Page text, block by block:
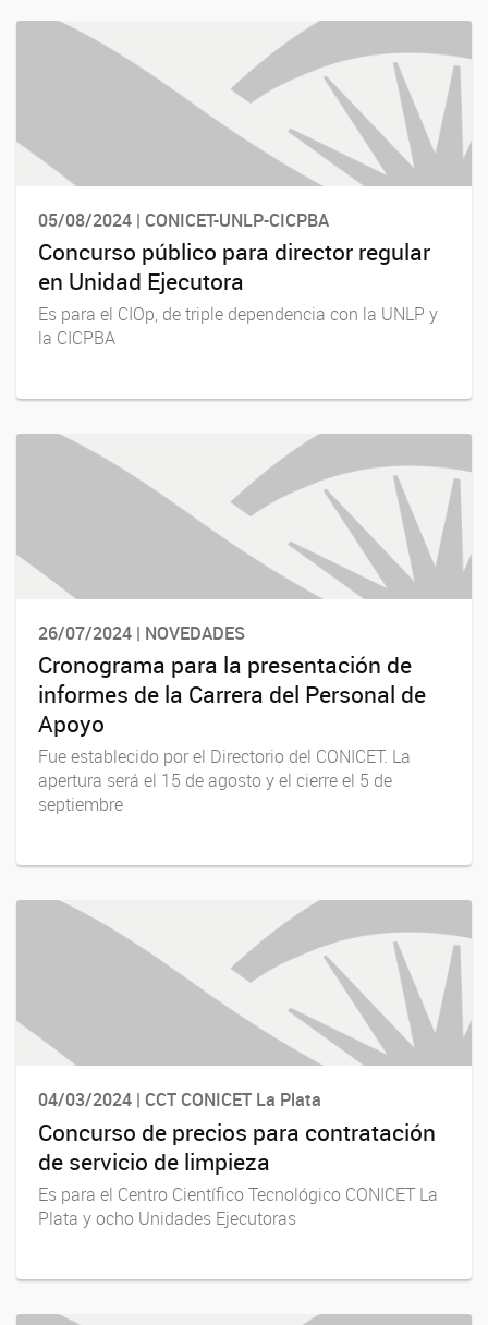
05/08/2024 | CONICET-UNLP-CICPBA
Concurso público para director regular
en Unidad Ejecutora
Es para el CIOp, de triple dependencia con la UNLP y
la CICPBA
26/07/2024 | NOVEDADES
Cronograma para la presentación de
informes de la Carrera del Personal de
Apoyo
Fue establecido por el Directorio del CONICET. La
apertura será el 15 de agosto y el cierre el 5 de
septiembre
04/03/2024 | CCT CONICET La Plata
Concurso de precios para contratación
de servicio de limpieza
Es para el Centro Científico Tecnológico CONICET La
Plata y ocho Unidades Ejecutoras